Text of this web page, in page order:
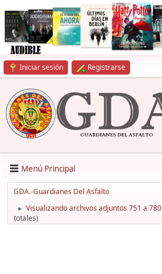
Iniciar sesión Registrarse
Menú Principal
GDA.-Guardianes Del Asfalto
► Visualizando archivos adjuntos 751 a 780
totales)